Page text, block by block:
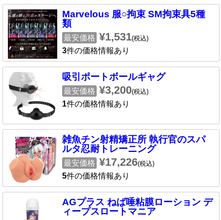
Marvelous 服○拘束 SM拘束具5種
類
最安価格 ¥1,531(税込)
3件の価格情報あり
吸引ポートボールギャグ
最安価格 ¥3,200(税込)
1件の価格情報あり
雑魚チン射精矯正所 執行官のスパ
ルタ忍耐トレーニング
最安価格 ¥17,226(税込)
5件の価格情報あり
AGプラス ねば唾粘膜ローション デ
ィープスロートマニア